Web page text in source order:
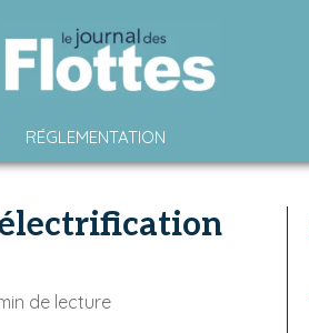
RÉGLEMENTATION
de lecture